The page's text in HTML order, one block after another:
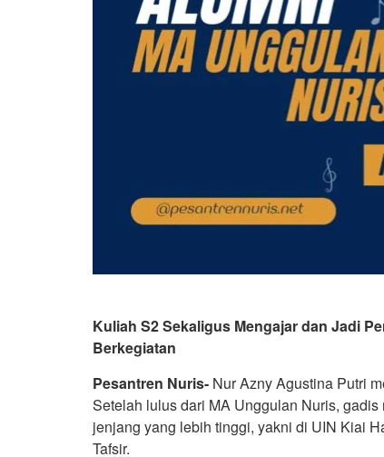
Kuliah S2 Sekaligus Mengajar dan Jadi
Berkegiatan
Pesantren Nuris- Nur Azny Agustina Putri
Setelah lulus dari MA Unggulan Nuris,
jenjang yang lebih tinggi, yakni di UIN Kiai
Tafsir.